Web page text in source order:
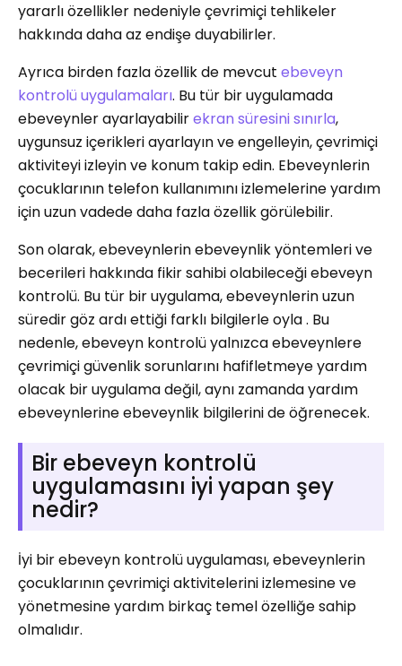
yararlı özellikler nedeniyle çevrimiçi tehlikeler
hakkında daha az endişe duyabilirler.
Ayrıca birden fazla özellik de mevcut ebeveyn
kontrolü uygulamaları. Bu tür bir uygulamada
ebeveynler ayarlayabilirekran süresini sınırla,
uygunsuz içerikleri ayarlayın ve engelleyin, çevrimiçi
aktiviteyi izleyin ve konum takip edin. Ebeveynlerin
çocuklarının telefon kullanımını izlemelerine yardım
için uzun vadede daha fazla özellik görülebilir.
Son olarak, ebeveynlerin ebeveynlik yöntemleri ve
becerileri hakkında fikir sahibi olabileceği ebeveyn
kontrolü. Bu tür bir uygulama, ebeveynlerin uzun
süredir göz ardı ettiği farklı bilgilerle oyla . Bu
nedenle, ebeveyn kontrolü yalnızca ebeveynlere
çevrimiçi güvenlik sorunlarını hafifletmeye yardım
olacak bir uygulama değil, aynı zamanda yardım
ebeveynlerine ebeveynlik bilgilerini de öğrenecek.
Bir ebeveyn kontrolü
uygulamasını iyi yapan şey
nedir?
İyi bir ebeveyn kontrolü uygulaması, ebeveynlerin
çocuklarının çevrimiçi aktivitelerini izlemesine ve
yönetmesine yardım birkaç temel özelliğe sahip
olmalıdır.